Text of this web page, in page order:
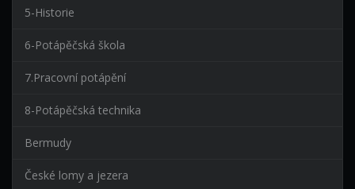
5-Historie
6-Potápěčská škola
7.Pracovní potápění
8-Potápěčská technika
Bermudy
České lomy a jezera